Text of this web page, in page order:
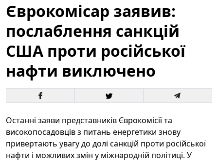
Єврокомісар заявив:
послаблення санкцій
США проти російської
нафти виключено
Останні заяви представників Єврокомісії та
високопосадовців з питань енергетики знову
привертають увагу до долі санкцій проти російської
нафти і можливих змін у міжнародній політиці. У